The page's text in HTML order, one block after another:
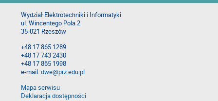
Wydział Elektrotechniki i Informatyki
ul. Wincentego Pola 2
35-021 Rzeszów
+48 17 865 1289
+48 17 743 2430
+48 17 865 1998
e-mail:dwe@prz.edu.pl
Mapa serwisu
Deklaracja dostępności